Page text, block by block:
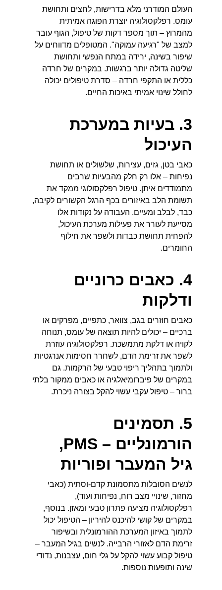
העולם המודרני מלא בדרישות, לחצים ותחושת
עומס. רפלקסולוגיה יוצרת הפוגה אמיתית
מהמרוץ – תוך מספר דקות של טיפול, הגוף עובר
למצב של "רגיעה עמוקה". המטופלים מדווחים על
שיפור בשינה, ירידה במתח הנפשי ותחושת
שליטה גדולה יותר ברגשות. במקרים של חרדה
כללית או התקפי חרדה – סדרת טיפולים יכולה
לחולל שינוי אמיתי באיכות החיים.
3. בעיות במערכת
העיכול
כאבי בטן, גזים, עצירות, שלשולים או תחושת
נפיחות – אלו רק חלק מהבעיות שרבים
מתמודדים איתן. טיפול רפלקסולוגי ממקד את
תשומת הלב באיזורים בכף הרגל הקשורים לקיבה,
כבד, לבלב ומעיים. העבודה על נקודות אלו
מסייעת לעורר את פעילות מערכת העיכול,
להפחית תחושת כבדות ולשפר את חילוף
החומרים.
4. כאבים כרוניים
ודלקות
כאבים חוזרים בגב, צוואר, כתפיים, מפרקים או
ברכיים – יכולים להיות תוצאה של עומס, תנוחה
לקויה או דלקת מתמשכת. רפלקסולוגיה עוזרת
לשפר את זרימת הדם, לשחרר חסימות אנרגטיות
ולתמוך בתהליך ריפוי טבעי של הרקמות. גם
במקרים של פיברומיאלגיה או כאבים ממקור בלתי
ברור – טיפול עקבי עשוי להקל בצורה ניכרת.
5. תסמינים
הורמונליים – PMS,
גיל המעבר ופוריות
לנשים הסובלות מתסמונת קדם-וסתית (כאבי
מחזור, שינויי מצב רוח, נפיחות ועוד),
רפלקסולוגיה מציעה פתרון טבעי ומאזן. בנוסף,
במקרים של קושי להיכנס להיריון – הטיפול יכול
לתמוך באיזון המערכת ההורמונלית ובשיפור
זרימת הדם לאזורי הרבייה. לנשים בגיל המעבר –
טיפול קבוע עשוי להקל על גלי חום, עצבנות, נדודי
שינה ותופעות נוספות.